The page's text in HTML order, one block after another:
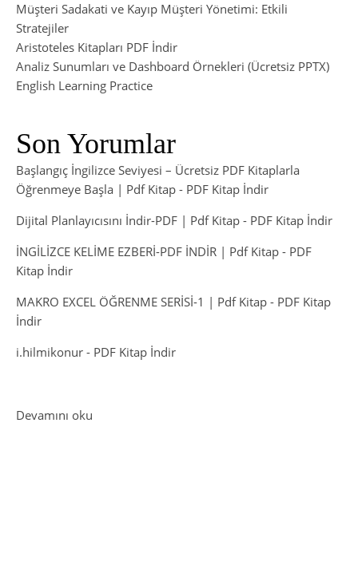
Müşteri Sadakati ve Kayıp Müşteri Yönetimi: Etkili
Stratejiler
Aristoteles Kitapları PDF İndir
Analiz Sunumları ve Dashboard Örnekleri (Ücretsiz PPTX)
English Learning Practice
Son Yorumlar
Başlangıç İngilizce Seviyesi – Ücretsiz PDF Kitaplarla
Öğrenmeye Başla | Pdf Kitap - PDF Kitap İndir
Dijital Planlayıcısını İndir-PDF | Pdf Kitap - PDF Kitap İndir
İNGİLİZCE KELİME EZBERİ-PDF İNDİR | Pdf Kitap - PDF
Kitap İndir
MAKRO EXCEL ÖĞRENME SERİSİ-1 | Pdf Kitap - PDF Kitap
İndir
i.hilmikonur - PDF Kitap İndir
Devamını oku